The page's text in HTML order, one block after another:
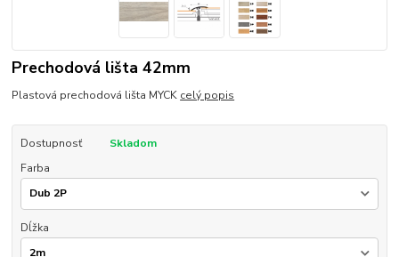
Prechodová lišta 42mm
Plastová prechodová lišta MYCK celý popis
Dostupnosť
Skladom
Farba
Dĺžka